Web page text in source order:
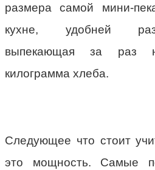
размера самой мини-
кухне, удобней
выпекающая за раз
килограмма хлеба.
Следующее что стоит
это мощность. Самые